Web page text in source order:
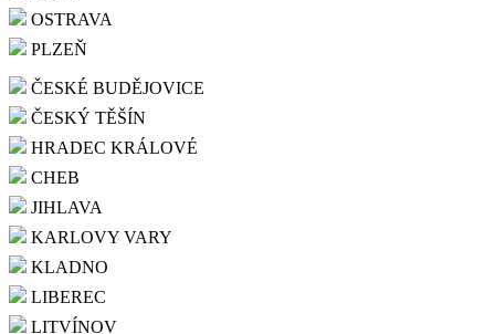
OSTRAVA
PLZEŇ
ČESKÉ BUDĚJOVICE
ČESKÝ TĚŠÍN
HRADEC KRÁLOVÉ
CHEB
JIHLAVA
KARLOVY VARY
KLADNO
LIBEREC
LITVÍNOV